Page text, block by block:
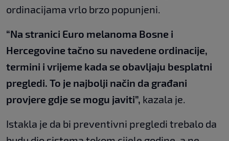
ordinacijama vrlo brzo popunjeni.
“Na stranici Euro melanoma Bosne i
Hercegovine tačno su navedene ordinacije,
termini i vrijeme kada se obavljaju besplatni
pregledi. To je najbolji način da građani
provjere gdje se mogu javiti”, kazala je.
Istakla je da bi preventivni pregledi trebalo da